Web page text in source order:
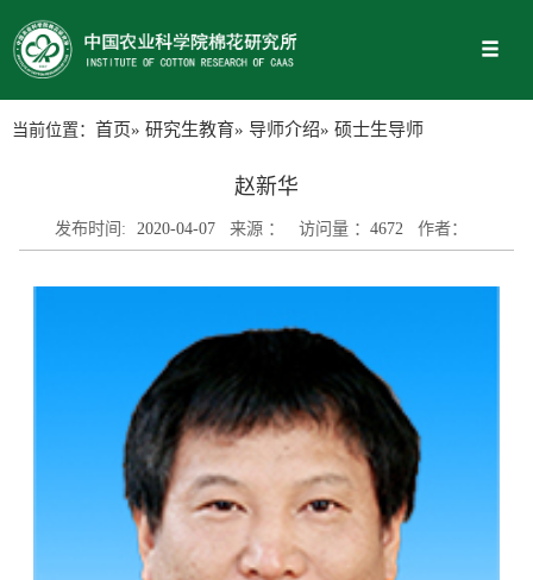
当前位置： 首页» 研究生教育» 导师介绍» 硕士生导师
赵新华
发布时间: 2020-04-07 来源 ： 访问量 ：4672 作者：